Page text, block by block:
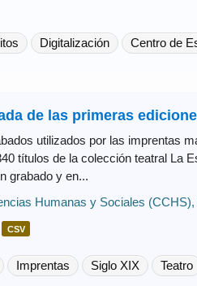
Digitalización Centro de
de las primeras
utilizados por las imprentas
títulos de la colección teatral La
grabado y en...
Humanas y Sociales (CCHS),
CSV
Imprentas Siglo XIX Teatro